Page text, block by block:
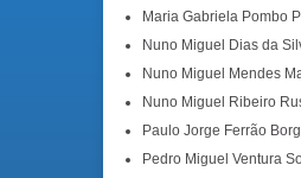
Maria Gabriela Pombo
Nuno Miguel Dias da
Nuno Miguel Mendes
Nuno Miguel Ribeiro
Paulo Jorge Ferrão
Pedro Miguel Ventura